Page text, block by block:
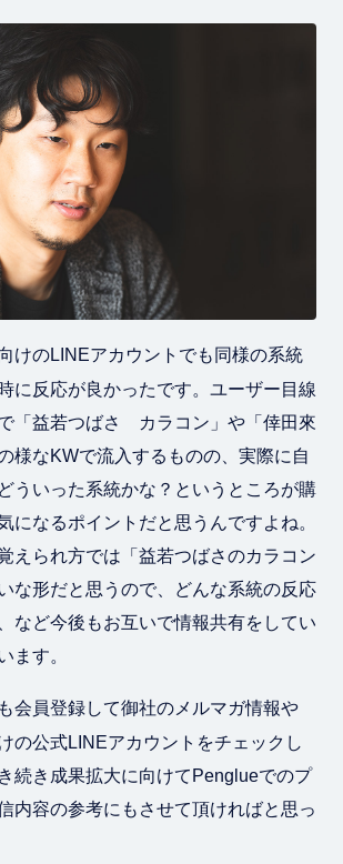
けのLINEアカウントでも同様の系統
に反応が良かったです。ユーザー目線
「益若つばさ カラコン」や「倖田來
なKWで流入するものの、実際に自
ういった系統かな？というところが購
になるポイントだと思うんですよね。
えられ方では「益若つばさのカラコン
な形だと思うので、どんな系統の反応
など今後もお互いで情報共有をしてい
ます。
会員登録して御社のメルマガ情報や
の公式LINEアカウントをチェックし
続き成果拡大に向けてPenglueでのプ
内容の参考にもさせて頂ければと思っ